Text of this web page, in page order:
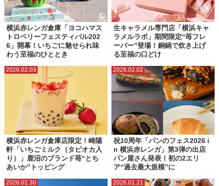
横浜赤レンガ倉庫「ヨコハマス
トロベリーフェスティバル202
6」開幕！いちごに魅せられ味
わう至福のひととき
生キャラメル専門店「横浜キャ
ラメルラボ」期間限定“苺フレ
ーバー”登場！銅鍋で炊き上げ
る至福の口どけ
2026.02.03
横浜赤レンガ倉庫店限定！崎陽
軒「いちごミルク（タピオカ入
り）」鹿沼のブランド苺“とち
あいか”トッピング
2026.02.02
祝10周年「パンのフェス2026 i
n 横浜赤レンガ」第3弾の出店
パン屋さん発表！初の2エリ
ア“過去最大規模”に
2026.01.30 2026.01.21